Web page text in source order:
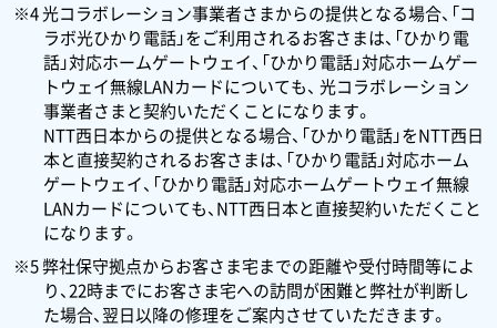
※4 光コラボレーション事業者さまからの提供となる場合、「コ
ラボ光ひかり電話」をご利用されるお客さまは、「ひかり電
話」対応ホームゲートウェイ、「ひかり電話」対応ホームゲー
トウェイ無線LANカードについても、 光コラボレーション
事業者さまと契約いただくことになります。
NTT西日本からの提供となる場合、「ひかり電話」をNTT西日
本と直接契約されるお客さまは、「ひかり電話」対応ホーム
ゲートウェイ、「ひかり電話」対応ホームゲートウェイ無線
LANカードについても、NTT西日本と直接契約いただくこと
になります。
※5 弊社保守拠点からお客さま宅までの距離や受付時間等によ
り、22時までにお客さま宅への訪問が困難と弊社が判断し
た場合、翌日以降の修理をご案内させていただきます。